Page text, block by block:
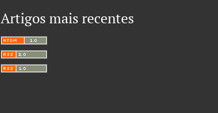
Artigos mais recentes